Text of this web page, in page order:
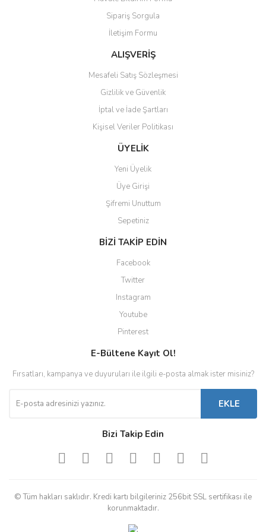
Ürün bilgilerinde hatalar bulunuyor.
Ürün fiyatı diğer sitelerden daha pahalı.
Bu ürüne benzer farklı alternatifler olmalı.
Gönder
Sipariş Sorgula
İletişim Formu
ALIŞVERİŞ
Mesafeli Satış Sözleşmesi
Gizlilik ve Güvenlik
İptal ve İade Şartları
Kişisel Veriler Politikası
ÜYELİK
Yeni Üyelik
Üye Girişi
Şifremi Unuttum
Sepetiniz
BİZİ TAKİP EDİN
Facebook
Twitter
Instagram
Youtube
Pinterest
E-Bültene Kayıt Ol!
Fırsatları, kampanya ve duyuruları ile ilgili e-posta almak ister misiniz?
EKLE
Bizi Takip Edin
© Tüm hakları saklıdır. Kredi kartı bilgileriniz 256bit SSL sertifikası ile
korunmaktadır.